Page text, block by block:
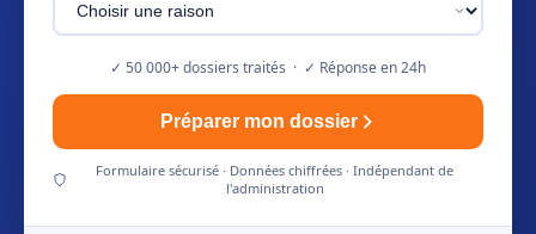
✓ 50 000+ dossiers traités · ✓ Réponse en 24h
Préparer mon dossier
Formulaire sécurisé · Données chiffrées · Indépendant de
l'administration